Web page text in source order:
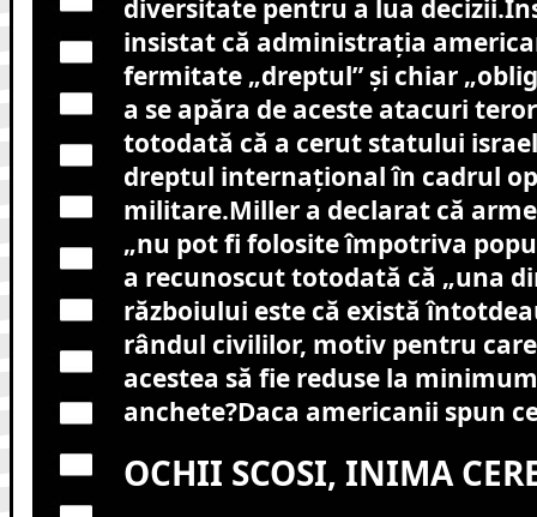
diversitate pentru a lua
insistat că administraţia
fermitate „dreptul” şi chiar
a se apăra de aceste atacuri
totodată că a cerut statului
dreptul internaţional în cadrul
militare.Miller a declarat că
„nu pot fi folosite împotriva
a recunoscut totodată că „una
războiului este că există
rândul civililor, motiv pentru
acestea să fie reduse la
anchete?Daca americanii spun
OCHII SCOSI, INIMA